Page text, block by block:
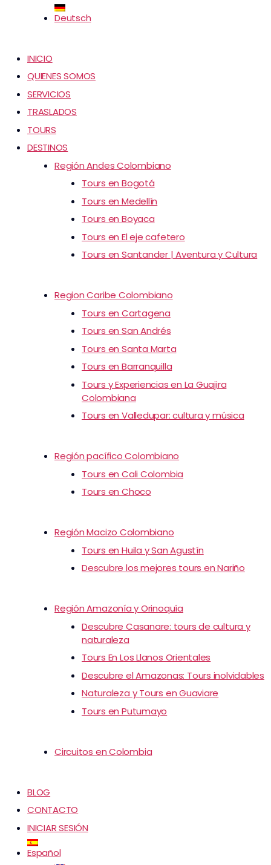
Deutsch
INICIO
QUIENES SOMOS
SERVICIOS
TRASLADOS
TOURS
DESTINOS
Región Andes Colombiano
Tours en Bogotá
Tours en Medellín
Tours en Boyaca
Tours en El eje cafetero
Tours en Santander | Aventura y Cultura
Region Caribe Colombiano
Tours en Cartagena
Tours en San Andrés
Tours en Santa Marta
Tours en Barranquilla
Tours y Experiencias en La Guajira
Colombiana
Tours en Valledupar: cultura y música
Región pacífico Colombiano
Tours en Cali Colombia
Tours en Choco
Región Macizo Colombiano
Tours en Huila y San Agustín
Descubre los mejores tours en Nariño
Región Amazonía y Orinoquía
Descubre Casanare: tours de cultura y
naturaleza
Tours En Los Llanos Orientales
Descubre el Amazonas: Tours inolvidables
Naturaleza y Tours en Guaviare
Tours en Putumayo
Circuitos en Colombia
BLOG
CONTACTO
INICIAR SESIÓN
Español